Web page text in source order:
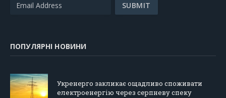
ПОПУЛЯРНІ НОВИНИ
Укренерго закликає ощадливо споживати
електроенергію через серпневу спеку